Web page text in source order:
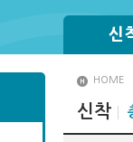
신
HOME
신착